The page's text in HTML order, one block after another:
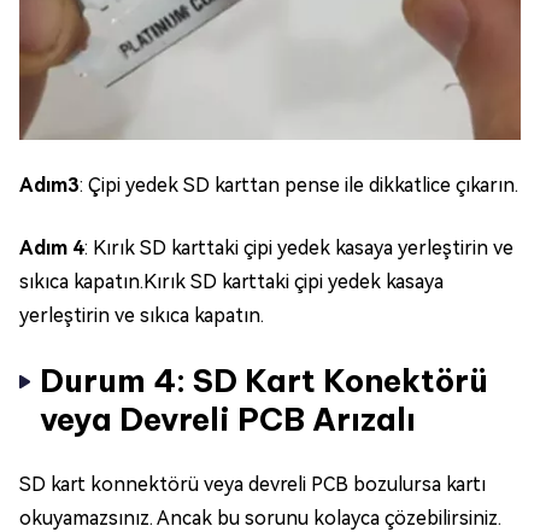
Adım3: Çipi yedek SD karttan pense ile dikkatlice çıkarın.
Adım 4: Kırık SD karttaki çipi yedek kasaya yerleştirin ve
sıkıca kapatın.Kırık SD karttaki çipi yedek kasaya
yerleştirin ve sıkıca kapatın.
Durum 4: SD Kart Konektörü
veya Devreli PCB Arızalı
SD kart konnektörü veya devreli PCB bozulursa kartı
okuyamazsınız. Ancak bu sorunu kolayca çözebilirsiniz.